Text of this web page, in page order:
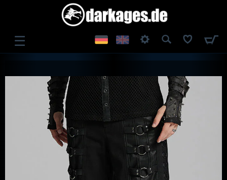
☰
REGISTRIEREN